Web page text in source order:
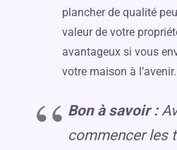
plancher de qualité
valeur de votre
avantageux si vous
votre maison à l’avenir.
Bon à savoir :
commencer les